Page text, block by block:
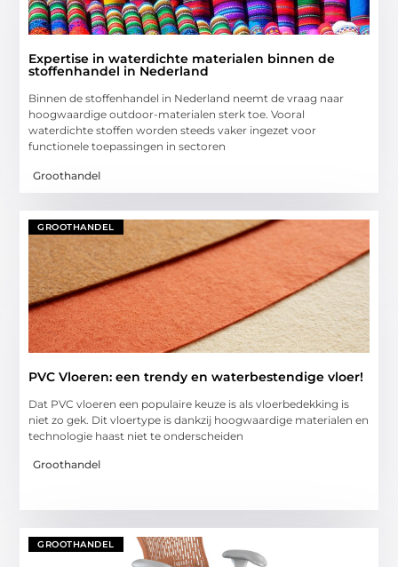
Expertise in waterdichte materialen binnen de
stoffenhandel in Nederland
Binnen de stoffenhandel in Nederland neemt de vraag naar
hoogwaardige outdoor-materialen sterk toe. Vooral
waterdichte stoffen worden steeds vaker ingezet voor
functionele toepassingen in sectoren
Groothandel
GROOTHANDEL
PVC Vloeren: een trendy en waterbestendige vloer!
Dat PVC vloeren een populaire keuze is als vloerbedekking is
niet zo gek. Dit vloertype is dankzij hoogwaardige materialen en
technologie haast niet te onderscheiden
Groothandel
GROOTHANDEL